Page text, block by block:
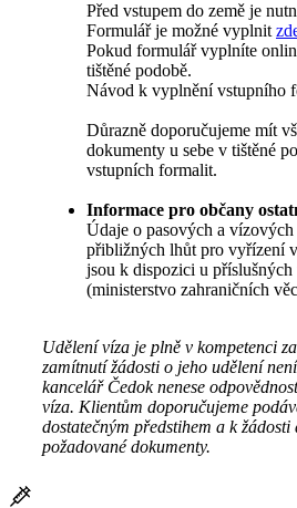
Před vstupem do země je
Formulář je možné vyplnit
Pokud formulář vyplníte
tištěné podobě.
Návod k vyplnění vstupního
Důrazně doporučujeme mít
dokumenty u sebe v tištěné
vstupních formalit.
Informace pro občany
Údaje o pasových a
přibližných lhůt pro vyřízení
jsou k dispozici u příslušných
(ministerstvo zahraničních
Udělení víza je plně v kompetenci
zamítnutí žádosti o jeho udělení
kancelář Čedok nenese
víza. Klientům doporučujeme
dostatečným předstihem a k žádosti
požadované dokumenty.